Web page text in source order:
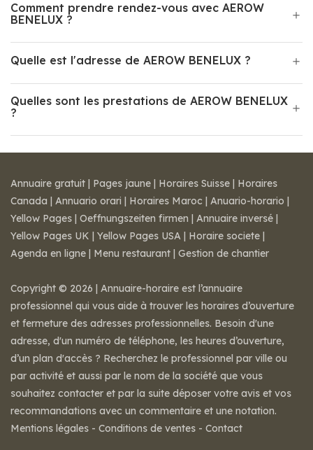
Comment prendre rendez-vous avec AEROW
BENELUX ?
Quelle est l'adresse de AEROW BENELUX ?
Quelles sont les prestations de AEROW BENELUX
?
Annuaire gratuit | Pages jaune | Horaires Suisse | Horaires
Canada | Annuario orari | Horaires Maroc | Anuario-horario |
Yellow Pages | Oeffnungszeiten firmen | Annuaire inversé |
Yellow Pages UK | Yellow Pages USA | Horaire societe |
Agenda en ligne | Menu restaurant | Gestion de chantier
Copyright © 2026 | Annuaire-horaire est l’annuaire
professionnel qui vous aide à trouver les horaires d’ouverture
et fermeture des adresses professionnelles. Besoin d'une
adresse, d'un numéro de téléphone, les heures d’ouverture,
d’un plan d'accès ? Recherchez le professionnel par ville ou
par activité et aussi par le nom de la société que vous
souhaitez contacter et par la suite déposer votre avis et vos
recommandations avec un commentaire et une notation.
Mentions légales - Conditions de ventes - Contact